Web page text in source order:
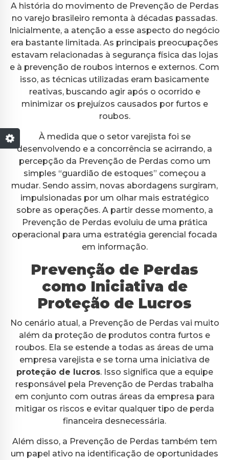
A história do movimento de Prevenção de Perdas
no varejo brasileiro remonta à décadas passadas.
Inicialmente, a atenção a esse aspecto do negócio
era bastante limitada. As principais preocupações
estavam relacionadas à segurança física das lojas
e à prevenção de roubos internos e externos. Com
isso, as técnicas utilizadas eram basicamente
reativas, buscando agir após o ocorrido e
minimizar os prejuízos causados por furtos e
roubos.
À medida que o setor varejista foi se
desenvolvendo e a concorrência se acirrando, a
percepção da Prevenção de Perdas como um
simples “guardião de estoques” começou a
mudar. Sendo assim, novas abordagens surgiram,
impulsionadas por um olhar mais estratégico
sobre as operações. A partir desse momento, a
Prevenção de Perdas evoluiu de uma prática
operacional para uma estratégia gerencial focada
em informação.
Prevenção de Perdas
como Iniciativa de
Proteção de Lucros
No cenário atual, a Prevenção de Perdas vai muito
além da proteção de produtos contra furtos e
roubos. Ela se estende a todas as áreas de uma
empresa varejista e se torna uma iniciativa de
proteção de lucros. Isso significa que a equipe
responsável pela Prevenção de Perdas trabalha
em conjunto com outras áreas da empresa para
mitigar os riscos e evitar qualquer tipo de perda
financeira desnecessária.
Além disso, a Prevenção de Perdas também tem
um papel ativo na identificação de oportunidades